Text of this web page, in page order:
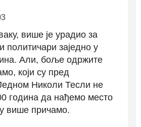
више је урадио за
политичари заједно у
Али, боље одржите
који су пред
Николи Тесли не
година да нађемо место
више причамо.